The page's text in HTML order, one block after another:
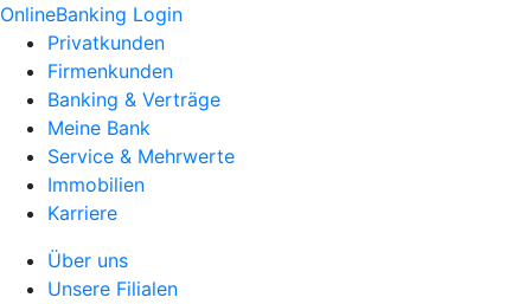
OnlineBanking Login
Privatkunden
Firmenkunden
Banking & Verträge
Meine Bank
Service & Mehrwerte
Immobilien
Karriere
Über uns
Unsere Filialen